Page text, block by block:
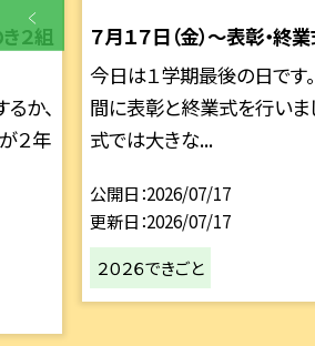
２組
か、
２年
７月１７日（金）～表彰・終
今日は１学期最後の日です
間に表彰と終業式を行いま
式では大きな...
公開日 2026/07/17
更新日 2026/07/17
２０２６できごと